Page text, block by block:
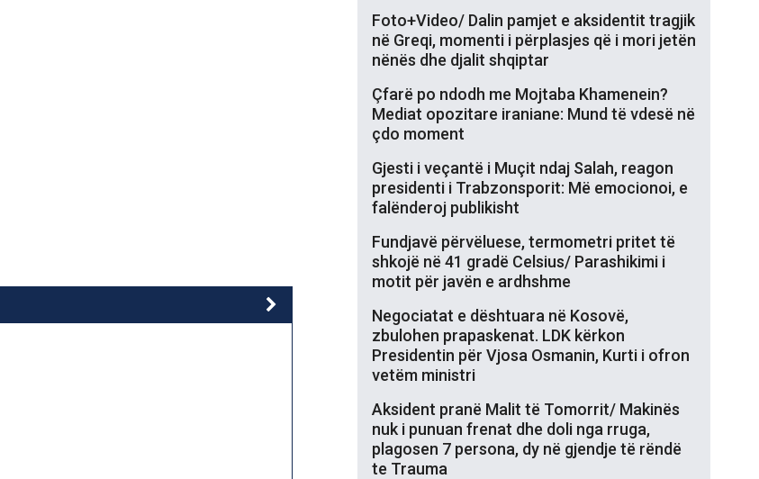
Foto+Video/ Dalin pamjet e aksidentit tragjik
në Greqi, momenti i përplasjes që i mori jetën
nënës dhe djalit shqiptar
Çfarë po ndodh me Mojtaba Khamenein?
Mediat opozitare iraniane: Mund të vdesë në
çdo moment
Gjesti i veçantë i Muçit ndaj Salah, reagon
presidenti i Trabzonsporit: Më emocionoi, e
falënderoj publikisht
Fundjavë përvëluese, termometri pritet të
shkojë në 41 gradë Celsius/ Parashikimi i
motit për javën e ardhshme
Negociatat e dështuara në Kosovë,
zbulohen prapaskenat. LDK kërkon
Presidentin për Vjosa Osmanin, Kurti i ofron
vetëm ministri
Aksident pranë Malit të Tomorrit/ Makinës
nuk i punuan frenat dhe doli nga rruga,
plagosen 7 persona, dy në gjendje të rëndë
te Trauma